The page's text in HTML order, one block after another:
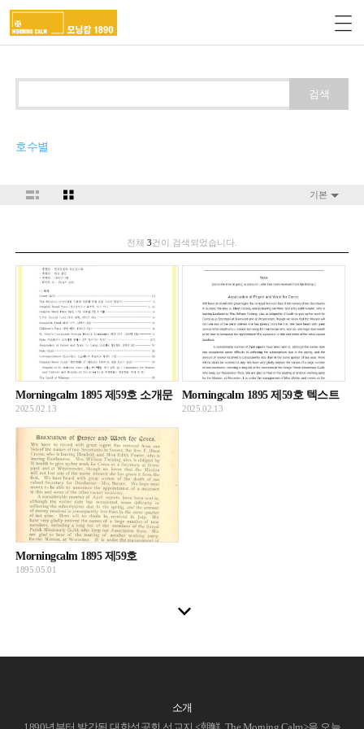
검색
호수별
기본
전체 3건이 검색되었습니다.
Morningcalm 1895 제59호 소개문
2025.02.13
Morningcalm 1895 제59호 텍스트
2025.02.13
Morningcalm 1895 제59호
1895.05.01
소개